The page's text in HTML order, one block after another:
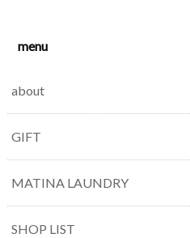
menu
about
GIFT
MATINA LAUNDRY
SHOP LIST